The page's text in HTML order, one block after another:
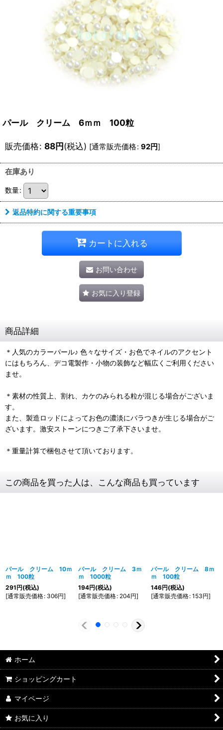
パール クリーム 6ｍｍ 100粒
販売価格: 88円(税込) [通常販売価格: 92円]
在庫あり
数量:
返品特約に関する重要事項
カートに入れる
お問い合わせ
お気に入り登録
商品詳細
＊人気のカラーパール♪ 色々なサイズ・お色でネイルのアクセント
にはもちろん、デコ電製作・小物の装飾など幅広くご利用ください
ませ。
＊素材の性質上、割れ、カケのみられる粒が混じる場合がございま
す。
また、製造ロッドによってお色の濃淡にバラつきが生じる場合がご
ざいます。激安ストーンにつきご了承下さいませ。
＊重量計算で梱包させて頂いております。
この商品を買った人は、こんな商品も買っています
パール クリーム 10ｍ
ｍ 100粒
291円(税込)
[通常販売価格: 306円]
パール クリーム 3ｍ
ｍ 1000粒
194円(税込)
[通常販売価格: 204円]
パール クリーム 8ｍ
ｍ 100粒
146円(税込)
[通常販売価格: 153円]
ホーム
ショッピングカート
マイページ
お気に入り